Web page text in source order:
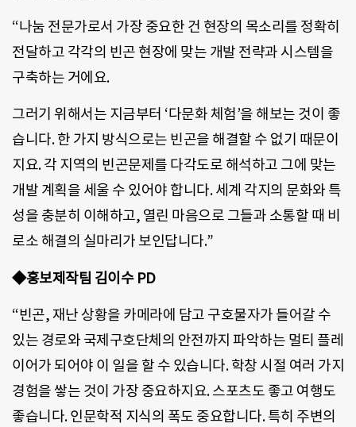
“나눔 전문가로서 가장 중요한 건 현장의 목소리를 정확히
전달하고 각각의 빈곤 현장에 맞는 개발 전략과 시스템을
구축하는 거에요.
그러기 위해서는 지금부터 ‘다문화 체험’을 해보는 것이 좋
습니다. 한 가지 방식으로는 빈곤을 해결할 수 없기 때문이
지요. 각 지역의 빈곤문제를 다각도로 해석하고 그에 맞는
개발 계획을 세울 수 있어야 합니다. 세계 각지의 문화와 특
성을 충분히 이해하고, 열린 마음으로 그들과 소통할 때 비
로소 해결의 실마리가 보인답니다.”
◆홍보제작팀 김이수 PD
“빈곤, 재난 상황을 카메라에 담고 구호물자가 들어갈 수
있는 경로와 국제구호단체의 안전까지 파악하는 멀티 플레
이어가 되어야 이 일을 할 수 있습니다. 학창 시절 여러 가지
경험을 쌓는 것이 가장 중요하지요. 스포츠도 좋고 여행도
좋습니다. 인문학적 지식의 폭도 중요합니다. 특히 주변의